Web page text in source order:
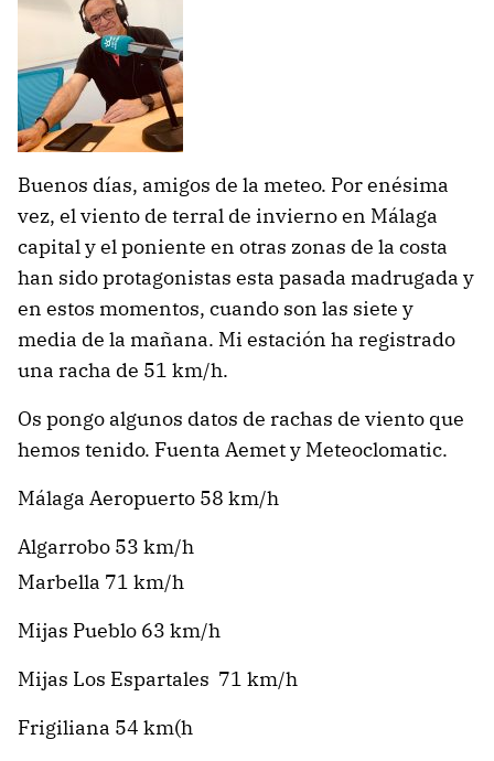
Buenos días, amigos de la meteo. Por enésima
vez, el viento de terral de invierno en Málaga
capital y el poniente en otras zonas de la costa
han sido protagonistas esta pasada madrugada y
en estos momentos, cuando son las siete y
media de la mañana. Mi estación ha registrado
una racha de 51 km/h.
Os pongo algunos datos de rachas de viento que
hemos tenido. Fuenta Aemet y Meteoclomatic.
Málaga Aeropuerto 58 km/h
Algarrobo 53 km/h
Marbella 71 km/h
Mijas Pueblo 63 km/h
Mijas Los Espartales 71 km/h
Frigiliana 54 km(h